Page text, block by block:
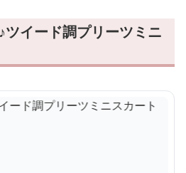
イード調プリーツミニ